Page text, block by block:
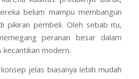
belum mampu membangun
pikiran pembeli. Oleh sebab itu,
peranan besar dalam
kecantikan modern.
jelas biasanya lebih mudah